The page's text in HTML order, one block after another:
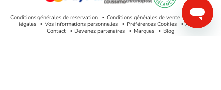
PCI-E 6+2 broches x4
SATA x7
Conditions générales de réservation Conditions générales de vente
Mentions
légales
Vos informations personnelles Préférences Cookies
Aide &
Contact
Devenez partenaires Marques Blog